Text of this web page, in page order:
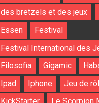
des bretzels et des jeux
Essen
Festival
Festival International des
Filosofia
Gigamic
Ipad
Iphone Jeu de